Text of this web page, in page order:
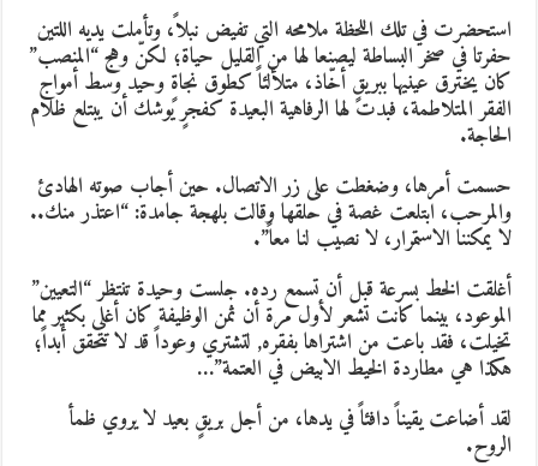
في تلك اللحظة ملامحه التي تفيض نبلاً، وتأملت يديه اللتين
في صخر البساطة ليصنعا لها من القليل حياة؛ لكنّ وهج “المنصب”
يخترق عينيها ببريقٍ أخّاذ، متلألئاً كطوق نجاةٍ وحيد وسط أمواج
المتلاطمة، فبدت لها الرفاهية البعيدة كفجرٍ يوشك أن يبتلع ظلام
أمرها، وضغطت على زر الاتصال. حين أجاب صوته الهادئ
ابتلعت غصة في حلقها وقالت بلهجة جامدة: “اعتذر منك..
يمكننا الاستمرار، لا نصيب لنا معاً”.
الخط بسرعة قبل أن تسمع رده. جلست وحيدة تنتظر “التعيين”
بينما كانت تشعر لأول مرة أن ثمن الوظيفة كان أغلى بكثير مما
فقد باعت من اشتراها بفقره, لتشتري وعوداً قد لا تتحقق أبداً؛
هي مطاردة الخيط الابيض في العتمة”…
أضاعت يقيناً دافئاً في يدها، من أجل بريقٍ بعيد لا يروي ظمأ